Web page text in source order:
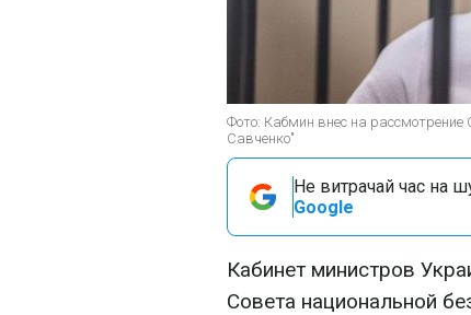
Фото: Кабмин внес на рассмотрение
Савченко"
Не витрачай час на
Google
Кабинет министров
Совета национальной